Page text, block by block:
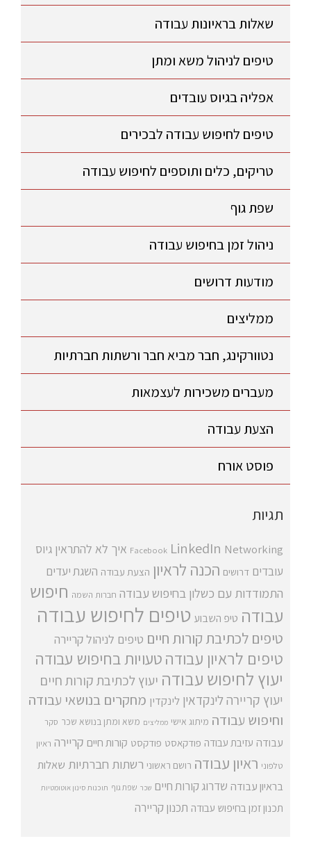
שאלות בראיונות עבודה
טיפים לניהול משא ומתן
אפליה בגיוס עובדים
טיפים לחיפוש עבודה לבכירים
טריקים, כלים ותוספים לחיפוש עבודה
שפת גוף
ניהול זמן בחיפוש עבודה
מודעות דרושים
ממליצים
נטוורקינג, חבר מביא חבר ורשתות חברתיות
מעברים משכירות לעצמאות
הצעת עבודה
פוסט אורח
תגיות
Facebook LinkedIn Networking איך לא להתראין גיוס
עובדים דרושים הכנה לראיון הצעת עבודה השגת יעדים
התמודדות עם כשלון בחיפוש עבודה חברות השמה חיפוש
עבודה טיפ השבוע טיפים לחיפוש עבודה
טיפים לכתיבת קורות חיים טיפים לניהול קריירה
טיפים לראיון עבודהטעויות בחיפוש עבודה
יעוץ לחיפוש עבודה יעוץ לכתיבת קורות חיים
יעוץ קריירה לינקדאין לינקדין מחקרים בנושאי עבודה
וחיפוש עבודה מיתוג אישי ממליצים משא ומתן בנושא שכר סקר
עבודה עזיבת עבודה פודקאסט פודקסט קורות חיים קריירה ראיון
טלפוני ראיון עבודה רושם ראשוני רשתות חברתיות שאלות
בראיון עבודה שדרוג קורות חיים שכר שפת גוף תוכנות סינון אוטומטיות
תכנון זמן בחיפוש עבודה תכנון קריירה